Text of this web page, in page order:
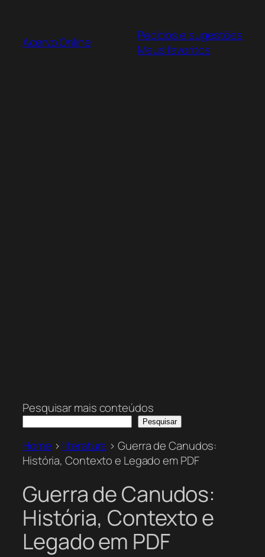
Acervo Online
Pedidos e sugestões
Meus favoritos
Pesquisar mais conteúdos
Pesquisar
Home > literatura >Guerra de Canudos:
História, Contexto e Legado em PDF
Guerra de Canudos:
História, Contexto e
Legado em PDF